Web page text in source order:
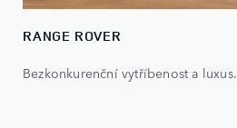
RANGE ROVER
Bezkonkurenční vytříbenost a luxus.